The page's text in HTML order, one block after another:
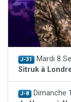
J-31 Mardi 8
Sitruk à
J-8 Dimanche